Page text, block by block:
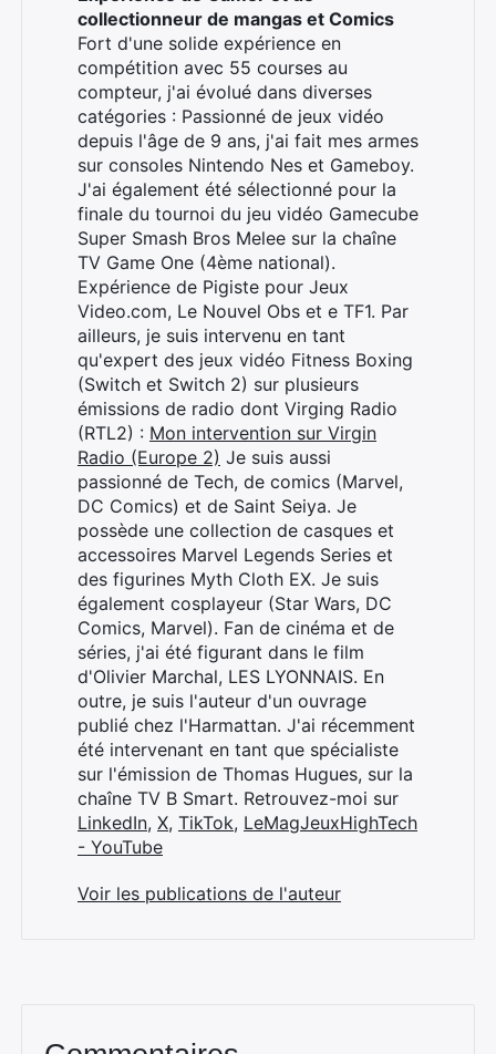
collectionneur de mangas et Comics
Fort d'une solide expérience en
compétition avec 55 courses au
compteur, j'ai évolué dans diverses
catégories : Passionné de jeux vidéo
depuis l'âge de 9 ans, j'ai fait mes armes
sur consoles Nintendo Nes et Gameboy.
J'ai également été sélectionné pour la
finale du tournoi du jeu vidéo Gamecube
Super Smash Bros Melee sur la chaîne
TV Game One (4ème national).
Expérience de Pigiste pour Jeux
Video.com, Le Nouvel Obs et e TF1. Par
ailleurs, je suis intervenu en tant
qu'expert des jeux vidéo Fitness Boxing
(Switch et Switch 2) sur plusieurs
émissions de radio dont Virging Radio
(RTL2) : Mon intervention sur Virgin
Radio (Europe 2) Je suis aussi
passionné de Tech, de comics (Marvel,
DC Comics) et de Saint Seiya. Je
possède une collection de casques et
accessoires Marvel Legends Series et
des figurines Myth Cloth EX. Je suis
également cosplayeur (Star Wars, DC
Comics, Marvel). Fan de cinéma et de
séries, j'ai été figurant dans le film
d'Olivier Marchal, LES LYONNAIS. En
outre, je suis l'auteur d'un ouvrage
publié chez l'Harmattan. J'ai récemment
été intervenant en tant que spécialiste
sur l'émission de Thomas Hugues, sur la
chaîne TV B Smart. Retrouvez-moi sur
LinkedIn, X, TikTok, LeMagJeuxHighTech
- YouTube
Voir les publications de l'auteur